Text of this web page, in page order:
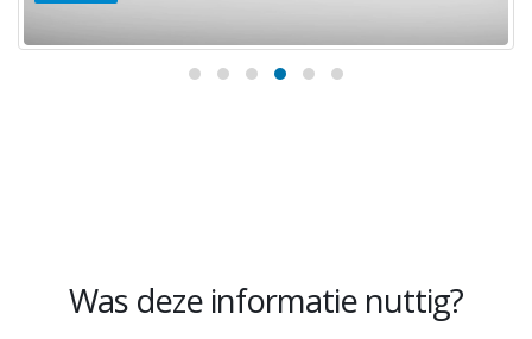
Was deze informatie nuttig?